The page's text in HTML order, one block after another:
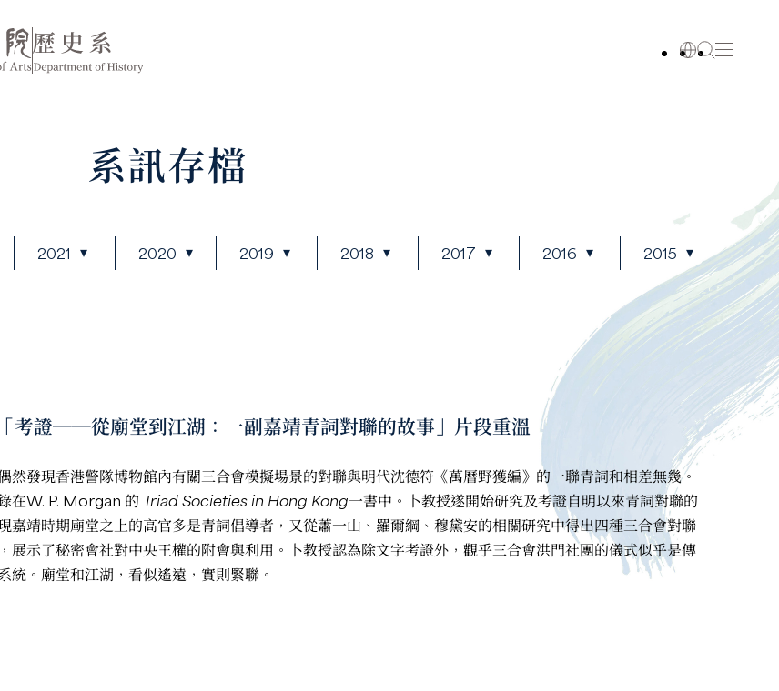
系訊存檔
2021 2020 2019 2018 2017 2016 2015
考證──從廟堂到江湖：一副嘉靖青詞對聯的故事」片段重溫
然發現香港警隊博物館內有關三合會模擬場景的對聯與明代沈德符《萬曆野獲編》的一聯青詞和相差無幾。
在W. P. Morgan 的 Triad Societies in Hong Kong一書中。卜教授遂開始研究及考證自明以來青詞對聯的
嘉靖時期廟堂之上的高官多是青詞倡導者，又從蕭一山、羅爾綱、穆黛安的相關研究中得出四種三合會對聯
展示了秘密會社對中央王權的附會與利用。卜教授認為除文字考證外，觀乎三合會洪門社團的儀式似乎是傳
統。廟堂和江湖，看似遙遠，實則緊聯。